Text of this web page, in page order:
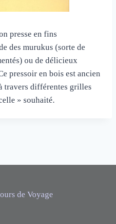
presse en fins
des murukus (sorte de
ou de délicieux
pressoir en bois est ancien
travers différentes grilles
» souhaité.
de Voyage